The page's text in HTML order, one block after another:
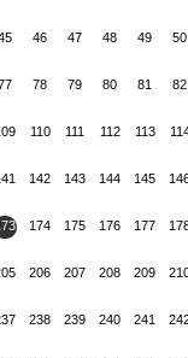
46 47 48 49 50
78 79 80 81 82
110 111 112 113
142 143 144 145
174 175 176 177
206 207 208 209
238 239 240 241